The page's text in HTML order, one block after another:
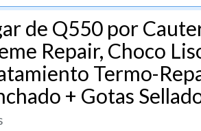
de Q550 por
Repair, Choco
Termo-
+ Gotas